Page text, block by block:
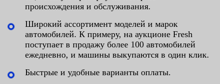
происхождения и обслуживания.
Широкий ассортимент моделей и марок
автомобилей. К примеру, на аукционе Fresh
поступает в продажу более 100 автомобилей
ежедневно, и машины выкупаются в один клик.
Быстрые и удобные варианты оплаты.